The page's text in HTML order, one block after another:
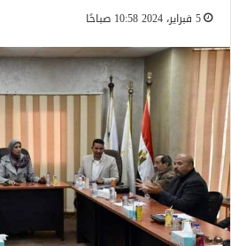
5 فبراير، 2024 10:58 صباحًا